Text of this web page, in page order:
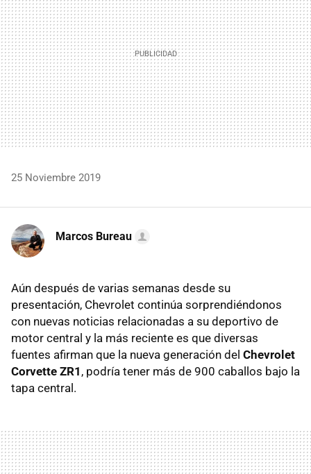
25 Noviembre 2019
Marcos Bureau
Aún después de varias semanas desde su
presentación, Chevrolet continúa sorprendiéndonos
con nuevas noticias relacionadas a su deportivo de
motor central y la más reciente es que diversas
fuentes afirman que la nueva generación del Chevrolet
Corvette ZR1 , podría tener más de 900 caballos bajo la
tapa central.